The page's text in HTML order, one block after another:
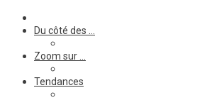
Du côté des …
Zoom sur …
Tendances